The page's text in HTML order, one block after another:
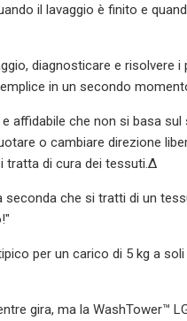
il lavaggio è finito e
diagnosticare e risolvere i
in un secondo
affidabile che non si basa sul
o cambiare direzione
tratta di cura dei tessuti.∆
seconda che si tratti di un
per un carico di 5 kg a
gira, ma la WashTower™